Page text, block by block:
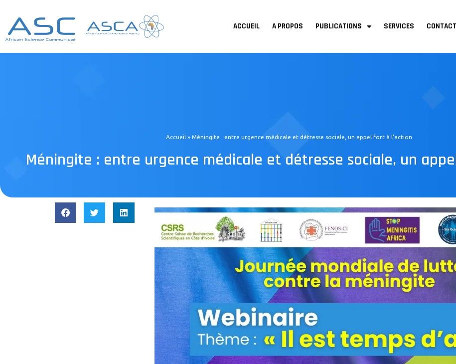
ACCUEIL A PROPOS PUBLICATIONS SERVICES
Accueil » Méningite : entre urgence médicale et détresse sociale, un appel fort à l’action
Méningite : entre urgence médicale et détresse sociale, un